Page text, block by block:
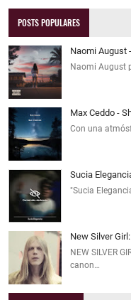
POSTS POPULARES
Naomi August
Naomi August
Max Ceddo -
Con una
Sucia
"Sucia
New Silver
NEW SILVER
canon…